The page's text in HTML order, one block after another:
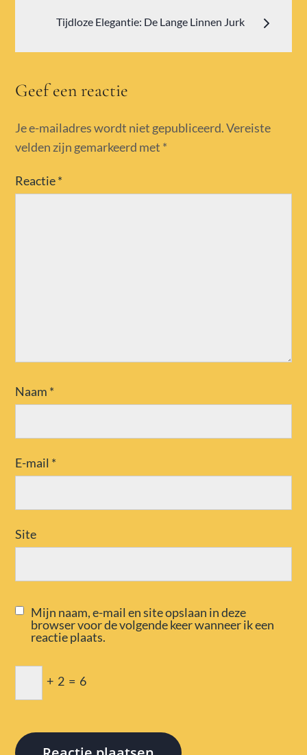
Tijdloze Elegantie: De Lange Linnen Jurk
Geef een reactie
Je e-mailadres wordt niet gepubliceerd. Vereiste
velden zijn gemarkeerd met *
Reactie*
Naam *
E-mail *
Site
Mijn naam, e-mail en site opslaan in deze
browser voor de volgende keer wanneer ik een
reactie plaats.
+ 2 = 6